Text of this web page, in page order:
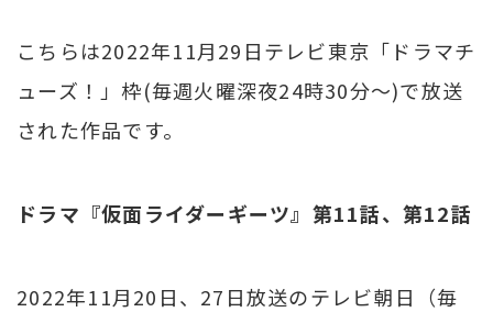
こちらは2022年11月29日テレビ東京「ドラマチ
ューズ！」枠(毎週火曜深夜24時30分～)で放送
された作品です。
ドラマ『仮面ライダーギーツ』第11話、第12話
2022年11月20日、27日放送のテレビ朝日（毎